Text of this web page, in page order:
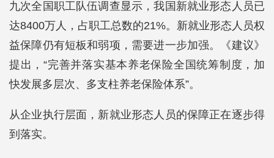
九次全国职工队伍调查显示，我国新就业形态人员已
达8400万人，占职工总数的21%。新就业形态人员权
益保障仍有短板和弱项，需要进一步加强。《建议》
提出，“完善并落实基本养老保险全国统筹制度，加
快发展多层次、多支柱养老保险体系”。
从企业执行层面，新就业形态人员的保障正在逐步得
到落实。